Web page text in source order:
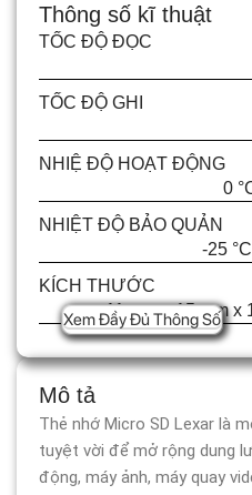
Mô tả
Thẻ nhớ Micro SD Lexar là
tuyệt vời để mở rộng dung
động, máy ảnh, máy quay
Thông số kĩ thuật
TỐC ĐỘ ĐỌC
TỐC ĐỘ GHI
NHIỆ ĐỘ HOẠT ĐỘNG
0
NHIỆT ĐỘ BẢO QUẢN
-25
KÍCH THƯỚC
11 mm x 15 mm x
Xem Đầy Đủ Thông Số